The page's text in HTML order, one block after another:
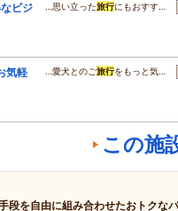
ビジ
…思い立った旅行にもおすす…
気軽
…愛犬とのご旅行をもっと気…
この施
段を自由に組み合わせたおトクな